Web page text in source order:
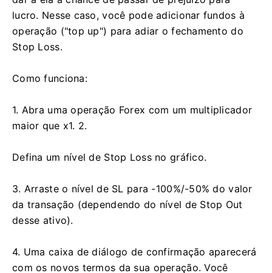
lucro. Nesse caso, você pode adicionar fundos à
operação ("top up") para adiar o fechamento do
Stop Loss.
Como funciona:
1. Abra uma operação Forex com um multiplicador
maior que x1. 2.
Defina um nível de Stop Loss no gráfico.
3. Arraste o nível de SL para -100%/-50% do valor
da transação (dependendo do nível de Stop Out
desse ativo).
4. Uma caixa de diálogo de confirmação aparecerá
com os novos termos da sua operação. Você